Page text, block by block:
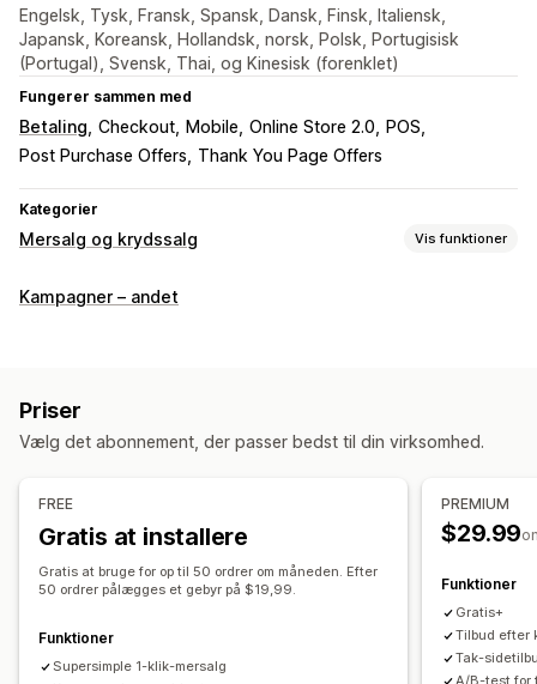
Engelsk, Tysk, Fransk, Spansk, Dansk, Finsk, Italiensk,
Japansk, Koreansk, Hollandsk, norsk, Polsk, Portugisisk
(Portugal), Svensk, Thai, og Kinesisk (forenklet)
Fungerer sammen med
Betaling Checkout Mobile Online Store 2.0
POS
Post Purchase Offers
Thank You Page Offers
Kategorier
Mersalg og krydssalg Vis funktioner
Tilpasning
Pop op-vinduer
Træk og slip-editor Multivaluta
Flere sprog
Tilbud og anbefalinger
Produktanbefalinger Ofte købt sammen
Mængderabatter
Analyser
Kampagner – andet
Priser
Vælg det abonnement, der passer bedst til din virksomhed.
FREE
Gratis at installere
Gratis at bruge for op til 50 ordrer om måneden. Efter
50 ordrer pålægges et gebyr på $19,99.
Funktioner
Supersimple 1-klik-mersalg
PREMIUM
$29.99
Funktioner
Gratis+
Tilbud efter
Tak-